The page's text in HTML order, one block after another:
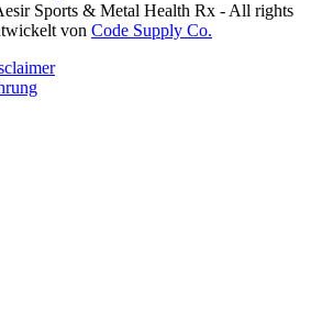
Sports & Metal Health Rx - All rights
von Code Supply Co.